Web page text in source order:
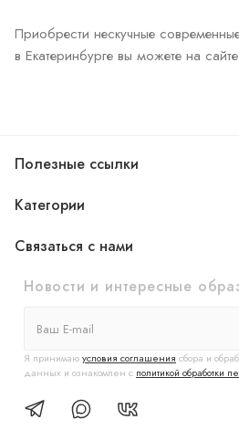
Приобрести нескучные
в Екатеринбурге вы можете на
Полезные ссылки
Категории
Связаться с нами
Новости и интересные
Я принимаюусловия соглашения сбора и
данных и ознакомлен с политикой обработки